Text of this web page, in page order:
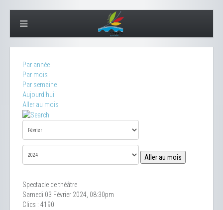
Par année
Par mois
Par semaine
Aujourd'hui
Aller au mois
Aller au mois
Spectacle de théâtre
Samedi 03 Février 2024, 08:30pm
Clics : 4190